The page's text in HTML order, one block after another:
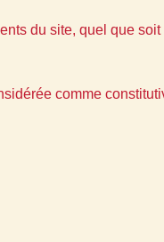
du site, quel que
comme